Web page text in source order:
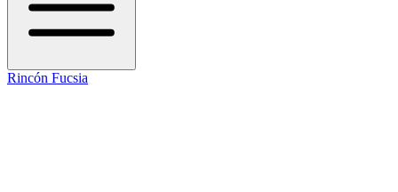
Rincón Fucsia